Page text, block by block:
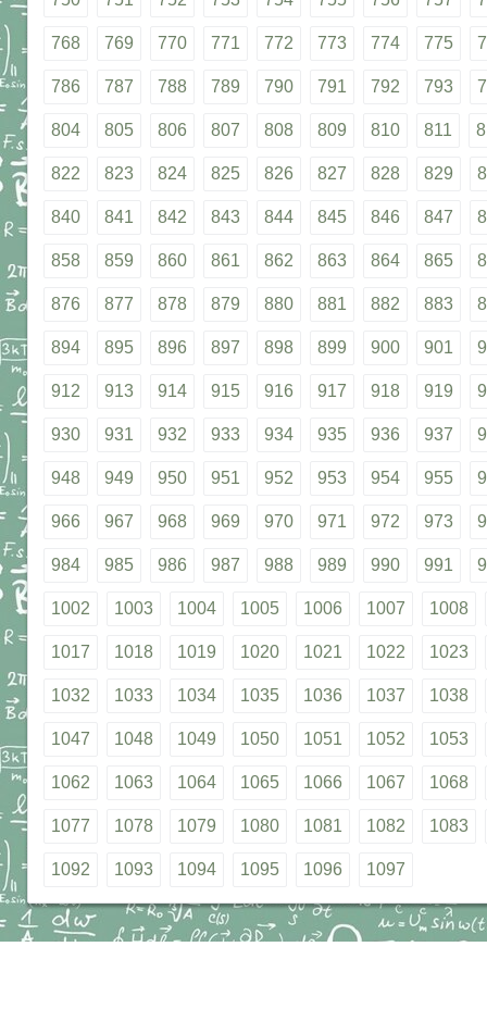
768 769 770 771 772 773 774 775
786 787 788 789 790 791 792 793
804 805 806 807 808 809 810 811
822 823 824 825 826 827 828 829
840 841 842 843 844 845 846 847
858 859 860 861 862 863 864 865
876 877 878 879 880 881 882 883
894 895 896 897 898 899 900 901
912 913 914 915 916 917 918 919
930 931 932 933 934 935 936 937
948 949 950 951 952 953 954 955
966 967 968 969 970 971 972 973
984 985 986 987 988 989 990 991
1002 1003 1004 1005 1006 1007 1008
1017 1018 1019 1020 1021 1022 1023
1032 1033 1034 1035 1036 1037 1038
1047 1048 1049 1050 1051 1052 1053
1062 1063 1064 1065 1066 1067 1068
1077 1078 1079 1080 1081 1082 1083
1092 1093 1094 1095 1096 1097